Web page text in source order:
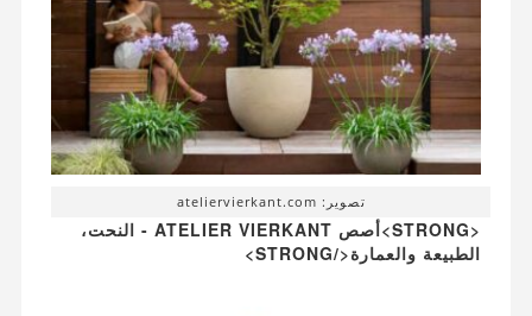
تصوير: ateliervierkant.com
<STRONG>أصص ATELIER VIERKANT - النحت،
الطبيعة والعمارة</STRONG>